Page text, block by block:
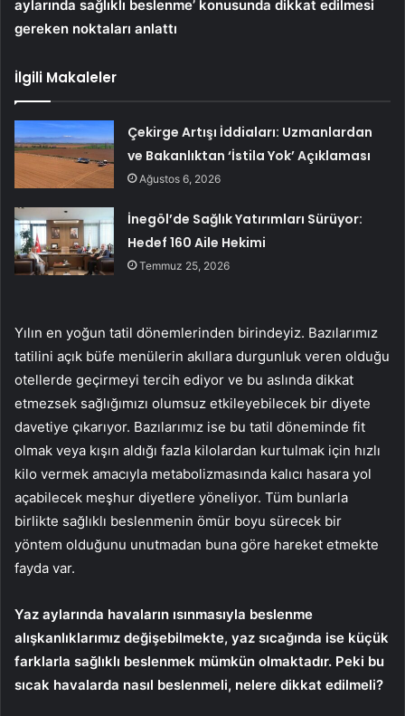
aylarında sağlıklı beslenme’ konusunda dikkat edilmesi
gereken noktaları anlattı
İlgili Makaleler
Çekirge Artışı İddiaları: Uzmanlardan
ve Bakanlıktan ‘İstila Yok’ Açıklaması
Ağustos 6, 2026
İnegöl’de Sağlık Yatırımları Sürüyor:
Hedef 160 Aile Hekimi
Temmuz 25, 2026
Yılın en yoğun tatil dönemlerinden birindeyiz. Bazılarımız
tatilini açık büfe menülerin akıllara durgunluk veren olduğu
otellerde geçirmeyi tercih ediyor ve bu aslında dikkat
etmezsek sağlığımızı olumsuz etkileyebilecek bir diyete
davetiye çıkarıyor. Bazılarımız ise bu tatil döneminde fit
olmak veya kışın aldığı fazla kilolardan kurtulmak için hızlı
kilo vermek amacıyla metabolizmasında kalıcı hasara yol
açabilecek meşhur diyetlere yöneliyor. Tüm bunlarla
birlikte sağlıklı beslenmenin ömür boyu sürecek bir
yöntem olduğunu unutmadan buna göre hareket etmekte
fayda var.
Yaz aylarında havaların ısınmasıyla beslenme
alışkanlıklarımız değişebilmekte, yaz sıcağında ise küçük
farklarla sağlıklı beslenmek mümkün olmaktadır. Peki bu
sıcak havalarda nasıl beslenmeli, nelere dikkat edilmeli?